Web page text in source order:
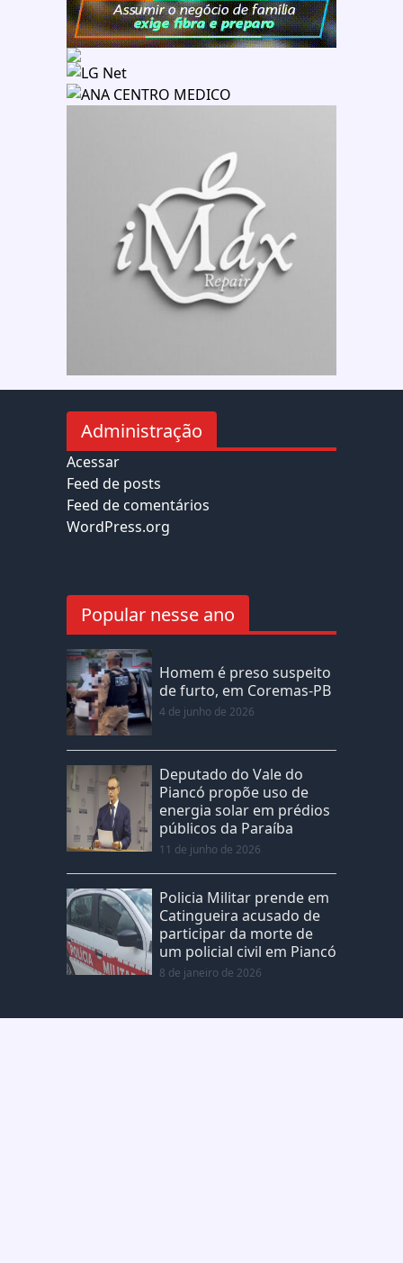
Administração
Acessar
Feed de posts
Feed de comentários
WordPress.org
Popular nesse ano
Homem é preso suspeito
de furto, em Coremas-PB
4 de junho de 2026
Deputado do Vale do
Piancó propõe uso de
energia solar em prédios
públicos da Paraíba
11 de junho de 2026
Policia Militar prende em
Catingueira acusado de
participar da morte de
um policial civil em Piancó
8 de janeiro de 2026